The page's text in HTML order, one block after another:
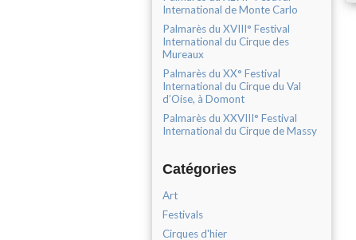
International de Monte Carlo
Palmarès du XVIII° Festival
International du Cirque des
Mureaux
Palmarès du XX° Festival
International du Cirque du Val
d’Oise, à Domont
Palmarès du XXVIII° Festival
International du Cirque de Massy
Catégories
Art
Festivals
Cirques d'hier